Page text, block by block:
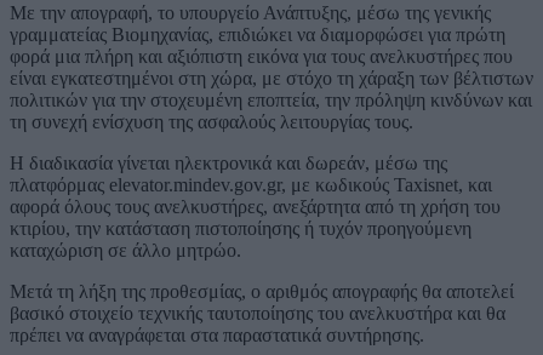
Με την απογραφή, το υπουργείο Ανάπτυξης, μέσω της γενικής
γραμματείας Βιομηχανίας, επιδιώκει να διαμορφώσει για πρώτη
φορά μια πλήρη και αξιόπιστη εικόνα για τους ανελκυστήρες που
είναι εγκατεστημένοι στη χώρα, με στόχο τη χάραξη των βέλτιστων
πολιτικών για την στοχευμένη εποπτεία, την πρόληψη κινδύνων και
τη συνεχή ενίσχυση της ασφαλούς λειτουργίας τους.
Η διαδικασία γίνεται ηλεκτρονικά και δωρεάν, μέσω της
πλατφόρμας elevator.mindev.gov.gr, με κωδικούς Taxisnet, και
αφορά όλους τους ανελκυστήρες, ανεξάρτητα από τη χρήση του
κτιρίου, την κατάσταση πιστοποίησης ή τυχόν προηγούμενη
καταχώριση σε άλλο μητρώο.
Μετά τη λήξη της προθεσμίας, ο αριθμός απογραφής θα αποτελεί
βασικό στοιχείο τεχνικής ταυτοποίησης του ανελκυστήρα και θα
πρέπει να αναγράφεται στα παραστατικά συντήρησης.